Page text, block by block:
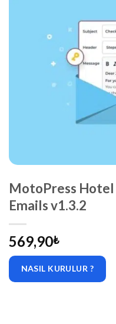
MotoPress
Emails v1.3.2
569,90₺
NASIL KURULUR ?